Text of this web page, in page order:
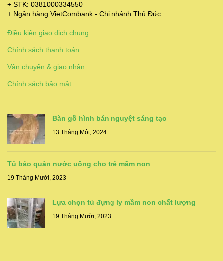
+ STK: 0381000334550
+ Ngân hàng VietCombank - Chi nhánh Thủ Đức.
Điều kiện giao dịch chung
Chính sách thanh toán
Vận chuyển & giao nhận
Chính sách bảo mật
Bàn gỗ hình bán nguyệt sáng tạo
13 Tháng Một, 2024
Tủ bảo quản nước uống cho trẻ mầm non
19 Tháng Mười, 2023
Lựa chọn tủ đựng ly mầm non chất lượng
19 Tháng Mười, 2023